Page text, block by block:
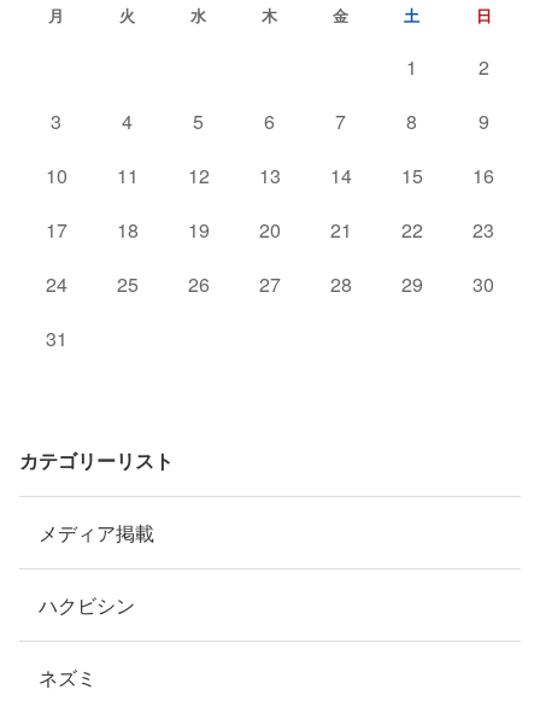
月 火 水 木 金 土 日
1
2
3
4 5 6 7 8
9
10
11 12 13 14 15
16
17
18 19 20 21 22
23
24
25 26 27 28 29
30
31
カテゴリーリスト
メディア掲載
ハクビシン
ネズミ